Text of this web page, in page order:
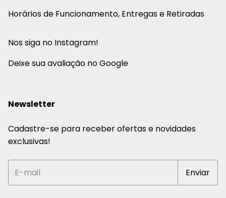
Horários de Funcionamento, Entregas e Retiradas
Nos siga no Instagram!
Deixe sua avaliação no Google
Newsletter
Cadastre-se para receber ofertas e novidades
exclusivas!